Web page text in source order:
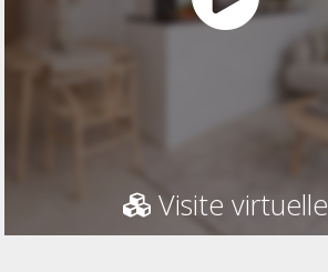
Visite virtuelle